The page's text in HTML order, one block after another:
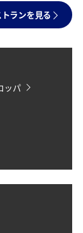
ランを見る
ッパ